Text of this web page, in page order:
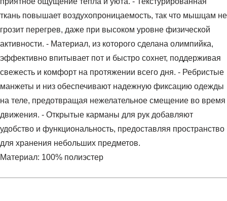
ткань повышает воздухопроницаемость, так что мышцам не
грозит перегрев, даже при высоком уровне физической
активности. - Материал, из которого сделана олимпийка,
эффективно впитывает пот и быстро сохнет, поддерживая
свежесть и комфорт на протяжении всего дня. - Ребристые
манжеты и низ обеспечивают надежную фиксацию одежды
на теле, предотвращая нежелательное смещение во время
движения. - Открытые карманы для рук добавляют
удобство и функциональность, предоставляя пространство
для хранения небольших предметов.
Материал: 100% полиэстер